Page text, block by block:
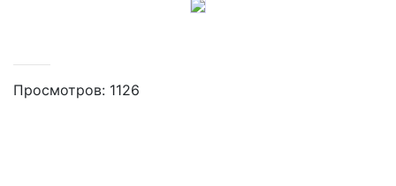
Просмотров: 1126